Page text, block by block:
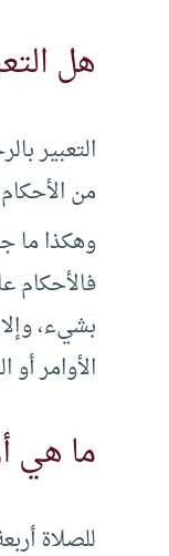
هل
التعبير
من
وهكذا ما
فالأحكام
بشيء،
الأوامر أو
ما هي
للصلاة